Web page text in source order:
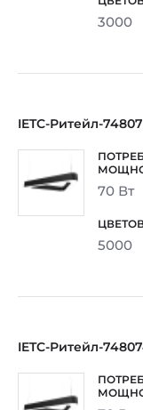
3000
IETC-Ритейл-
70 Вт
5000
IETC-Ритейл-